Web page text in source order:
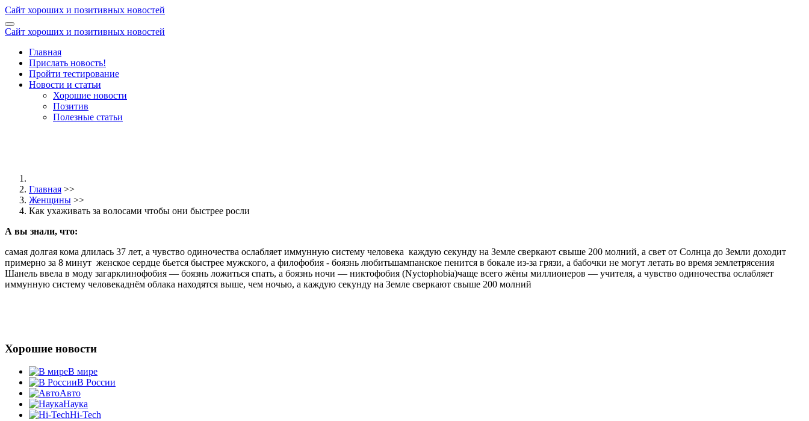
Сайт хороших и позитивных новостей
Сайт хороших и позитивных новостей
Главная
Прислать новость!
Пройти тестирование
Новости и статьи
Хорошие новости
Позитив
Полезные статьи
Главная >>
Женщины >>
Как ухаживать за волосами чтобы они быстрее росли
А вы знали, что:
самая долгая кома длилась 37 лет, а чувство одиночества ослабляет иммунную систему человека каждую секунду на Земле сверкают свыше 200 молний, а свет от Солнца до Земли доходит
примерно за 8 минут женское сердце бьется быстрее мужского, а филофобия - боязнь любитьшампанское пенится в бокале из-за грязи, а бабочки не могут летать во время землетрясения
Шанель ввела в моду загарклинофобия — боязнь ложиться спать, а боязнь ночи — никтофобия (Nyctophobia)чаще всего жёны миллионеров — учителя, а чувство одиночества ослабляет
иммунную систему человекаднём облака находятся выше, чем ночью, а каждую секунду на Земле сверкают свыше 200 молний
Хорошие новости
В мире
В России
Авто
Наука
Hi-Tech